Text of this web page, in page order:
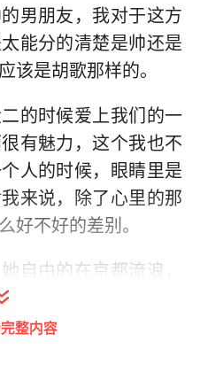
男朋友，我对于这方
能分的清楚是帅还是
该是胡歌那样的。
的时候爱上我们的一
有魅力，这个我也不
人的时候，眼睛里是
来说，除了心里的那
好不好的差别。
自由的在京都流浪，
都生活的不错，生活
一丝眷顾，这是无可
整内容